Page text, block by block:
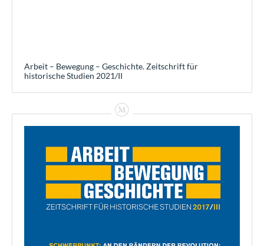
Arbeit – Bewegung – Geschichte. Zeitschrift für
historische Studien 2021/II